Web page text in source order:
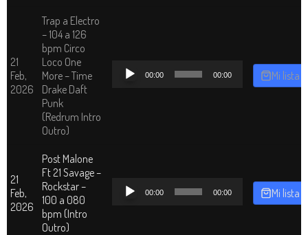
21
Feb,
2026
Trap a Electro
– 104 a 126
bpm Circo
Loco One
More – Time
Drake Daft
Punk
(Redrum Intro
Outro)
Reproductor
00:00 00:00 Mi lista
21
Feb,
2026
Post Malone
Ft 21 Savage –
Rockstar –
100 a 080
bpm (Intro
Outro)
Reproductor
00:00 00:00 Mi lista